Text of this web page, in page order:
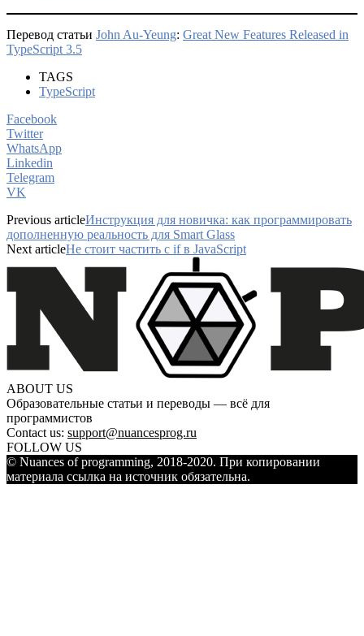
Перевод статьи John Au-Yeung: Great New Features Released in
TypeScript 3.5
TAGS
TypeScript
Facebook
Twitter
WhatsApp
Linkedin
Telegram
VK
Previous articleИнструкция для новичка: как программировать
дополненную реальность для Smart Glass
Next articleНе стоит частить с if в JavaScript
ABOUT US
Образовательные статьи и переводы — всё для
программистов
Contact us: support@nuancesprog.ru
FOLLOW US
© Nuances of programming, 2018-2020. При копировании
материала ссылка на источник обязательна.